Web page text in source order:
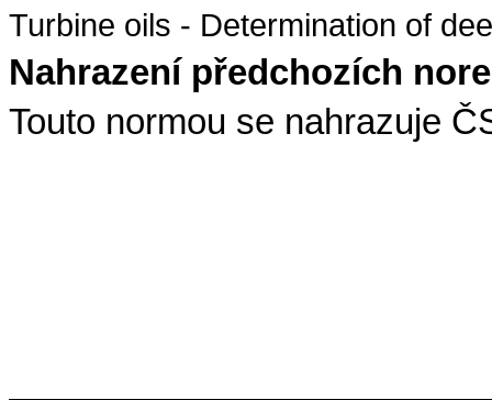
Turbine oils - Determination of
Nahrazení předchozích
Touto normou se nahrazuje